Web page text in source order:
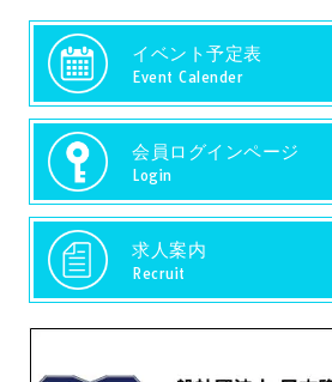
イベント予定表
Event Calender
会員ログインページ
Login
求人案内
Recruit